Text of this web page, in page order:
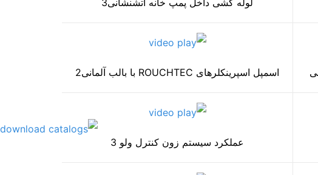
لوله کشی داخل پمپ خانه آتشنشانی3
اسمپل اسپرینکلرهای ROUCHTEC با بالب آلمانی2
عملکرد سیستم زون کنترل ولو 3